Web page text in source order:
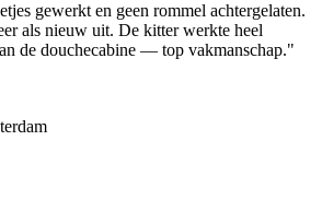
gewerkt en geen rommel achtergelaten.
als nieuw uit. De kitter werkte heel
de douchecabine — top vakmanschap."